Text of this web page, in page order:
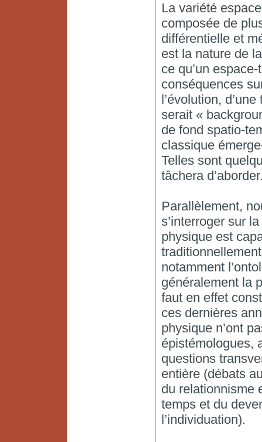
La variété
composée de
différentielle et
est la nature de
ce qu’un
conséquences
l’évolution,
serait «
de fond spatio-
classique
Telles sont
tâchera
Parallèlement,
s’interroger sur
physique est
notamment
généralement la
faut en effet
ces dernières
physique n’ont
épistémologues,
questions
entière (débats
du relationnisme
temps et du
l’individuation).